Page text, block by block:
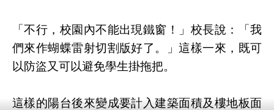
「不行，校園內不能出現鐵窗！」校長說：「我
們來作蝴蝶雷射切割版好了。」這樣一來，既可
以防盜又可以避免學生掛拖把。
這樣的陽台後來變成要計入建築面積及樓地板面